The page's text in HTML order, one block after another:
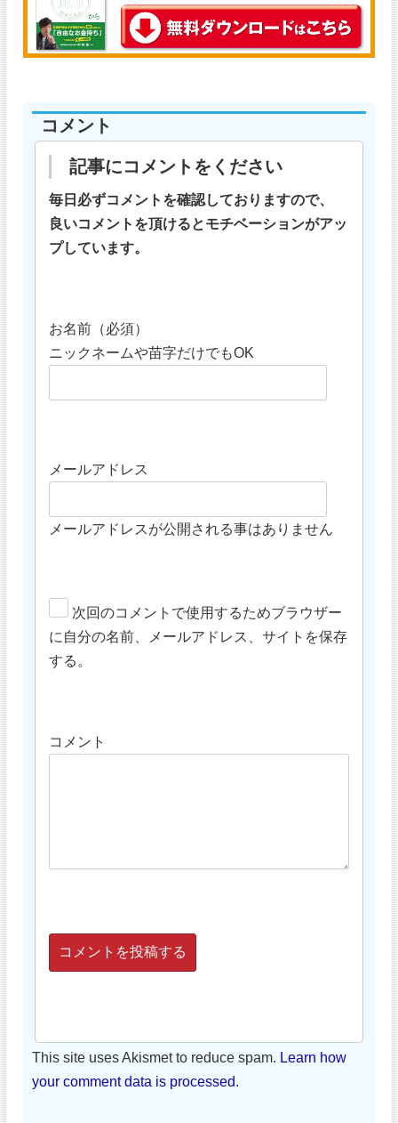
コメント
記事にコメントをください
毎日必ずコメントを確認しておりますので、
良いコメントを頂けるとモチベーションがアッ
プしています。
お名前（必須）
ニックネームや苗字だけでもOK
メールアドレス
メールアドレスが公開される事はありません
次回のコメントで使用するためブラウザー
に自分の名前、メールアドレス、サイトを保存
する。
コメント
This site uses Akismet to reduce spam. Learn how
your comment data is processed.